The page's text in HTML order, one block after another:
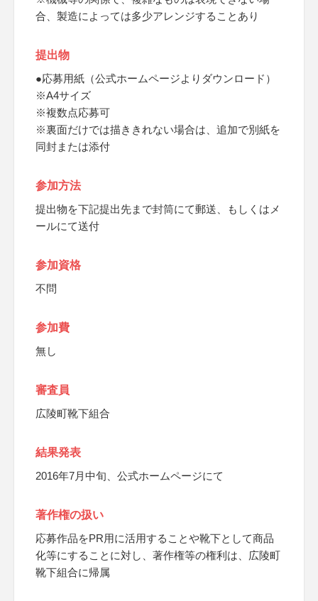
合、製造によっては多少アレンジすることあり
提出物
●応募用紙（公式ホームページよりダウンロード）
※A4サイズ
※複数点応募可
※裏面だけでは描ききれない場合は、追加で別紙を
同封または添付
参加方法
提出物を下記提出先まで封筒にて郵送、もしくはメ
ールにて送付
参加資格
不問
参加費
無し
審査員
広陵町靴下組合
結果発表
2016年7月中旬、公式ホームページにて
著作権の扱い
応募作品をPR用に活用することや靴下として商品
化等にすることに対し、著作権等の権利は、広陵町
靴下組合に帰属